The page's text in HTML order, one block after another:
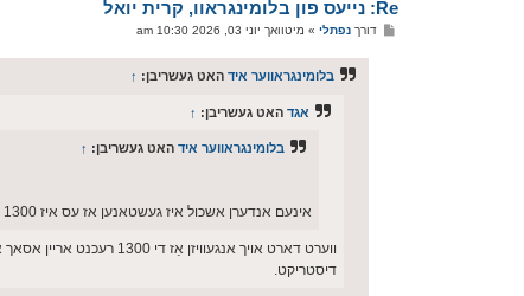
Re: נייעס פון בלומינגראוו, קרית יואל
פדורך נפתלי» מיטוואך יוני 03, 2026 10:30 am
בלומינגראווער איד האט געשריבן: ↑
אגד האט געשריבן: ↑
בלומינגראווער איד האט געשריבן: ↑
אינעם אנדערן אשכול איז געשטאנען אז עס איז 1300 ווס. 1800 קאללס וואס איז אסאך אבער נאך אלס נישט 90% פון די קאללס
ווערט דארט אויך
דיסטריקט.